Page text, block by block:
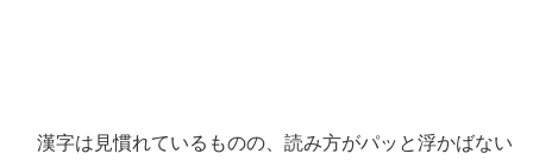
漢字は見慣れているものの、読み方がパッと浮かばない